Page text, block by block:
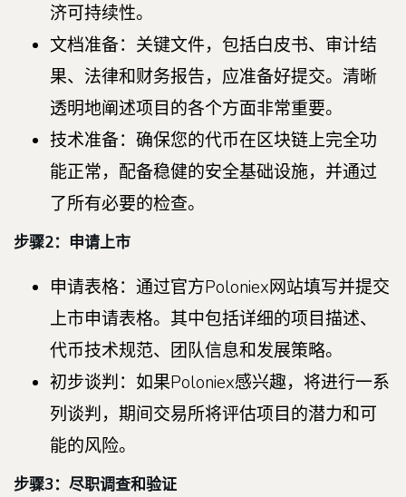
济可持续性。
文档准备：关键文件，包括白皮书、审计结
果、法律和财务报告，应准备好提交。清晰
透明地阐述项目的各个方面非常重要。
技术准备：确保您的代币在区块链上完全功
能正常，配备稳健的安全基础设施，并通过
了所有必要的检查。
步骤2：申请上市
申请表格：通过官方Poloniex网站填写并提交
上市申请表格。其中包括详细的项目描述、
代币技术规范、团队信息和发展策略。
初步谈判：如果Poloniex感兴趣，将进行一系
列谈判，期间交易所将评估项目的潜力和可
能的风险。
步骤3：尽职调查和验证